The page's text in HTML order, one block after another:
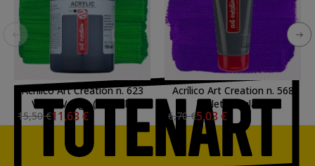
Acrílico Art Creation n. 623
Verde Vejiga (750 ml.)
15,50 €11,63 €
Acrílico Art Creation n. 568
Violeta azulado
permanente (200 ml.)
6,70 €5,03 €